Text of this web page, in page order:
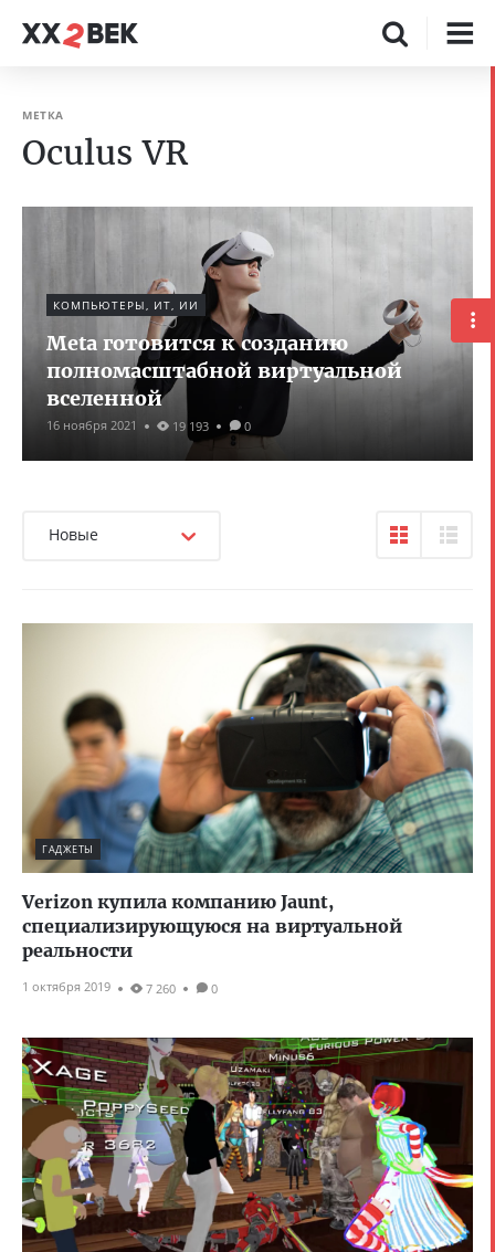
МЕТКА
Oculus VR
КОМПЬЮТЕРЫ, ИТ, ИИ
Meta готовится к созданию
полномасштабной виртуальной
вселенной
16 ноября 2021 19 193 0
Новые
ГАДЖЕТЫ
Verizon купила компанию Jaunt,
специализирующуюся на виртуальной
реальности
1 октября 2019 7 260 0